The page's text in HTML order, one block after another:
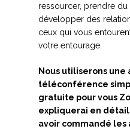
ressourcer, prendre
développer des
ceux qui vous
votre entourage.
Nous utiliserons une
téléconférence
gratuite pour vous
expliquerai en
avoir commandé les